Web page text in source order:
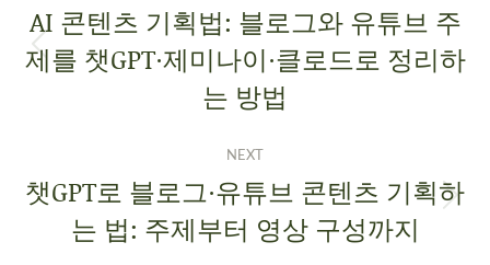
AI 콘텐츠 기획법: 블로그와 유튜브 주
제를 챗GPT·제미나이·클로드로 정리하
는 방법
NEXT
챗GPT로 블로그·유튜브 콘텐츠 기획하
는 법: 주제부터 영상 구성까지